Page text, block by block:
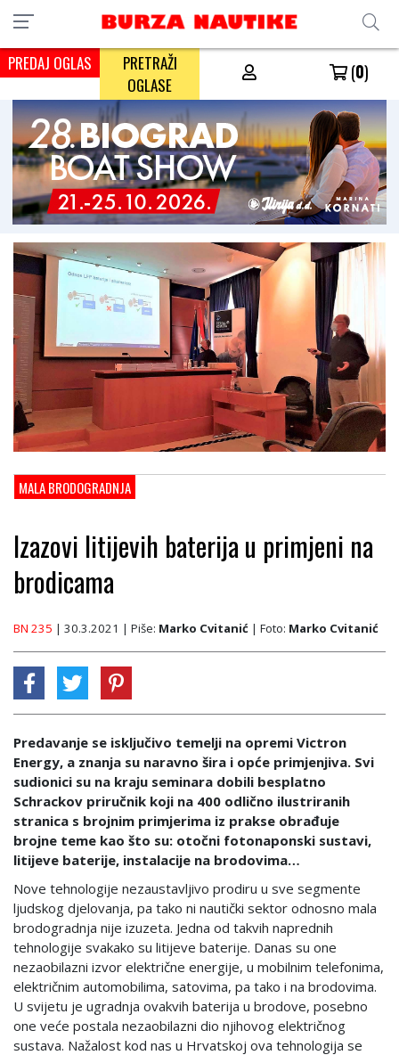
PREDAJ OGLAS
PRETRAŽI
OGLASE
(0)
MALA BRODOGRADNJA
Izazovi litijevih baterija u primjeni na
brodicama
BN 235 | 30.3.2021 | Piše: Marko Cvitanić | Foto: Marko Cvitanić
Predavanje se isključivo temelji na opremi Victron
Energy, a znanja su naravno šira i opće primjenjiva. Svi
sudionici su na kraju seminara dobili besplatno
Schrackov priručnik koji na 400 odlično ilustriranih
stranica s brojnim primjerima iz prakse obrađuje
brojne teme kao što su: otočni fotonaponski sustavi,
litijeve baterije, instalacije na brodovima…
Nove tehnologije nezaustavljivo prodiru u sve segmente
ljudskog djelovanja, pa tako ni nautički sektor odnosno mala
brodogradnja nije izuzeta. Jedna od takvih naprednih
tehnologije svakako su litijeve baterije. Danas su one
nezaobilazni izvor električne energije, u mobilnim telefonima,
električnim automobilima, satovima, pa tako i na brodovima.
U svijetu je ugradnja ovakvih baterija u brodove, posebno
one veće postala nezaobilazni dio njihovog električnog
sustava. Nažalost kod nas u Hrvatskoj ova tehnologija se